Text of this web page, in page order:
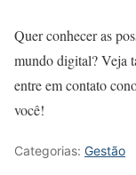
Quer conhecer as
mundo digital? Veja
entre em contato
você!
Categorias: Gestão